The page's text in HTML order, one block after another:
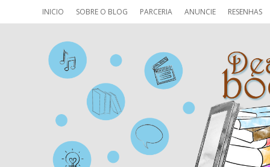
INICIO SOBRE O BLOG PARCERIA ANUNCIE RESENHAS